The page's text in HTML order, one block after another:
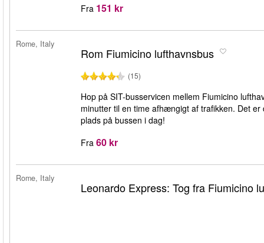
Fra 151 kr
Rome, Italy
Rom Fiumicino lufthavnsbus
(15)
Hop på SIT-busservicen mellem Fiumicino
minutter til en time afhængigt af trafikken. Det
plads på bussen i dag!
Fra 60 kr
Rome, Italy
Leonardo Express: Tog fra Fiumicino